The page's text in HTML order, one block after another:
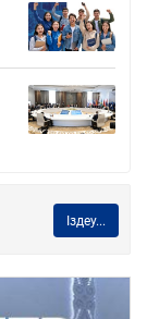
Іздеу...